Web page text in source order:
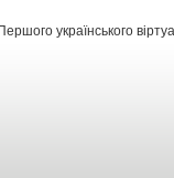
віртуального